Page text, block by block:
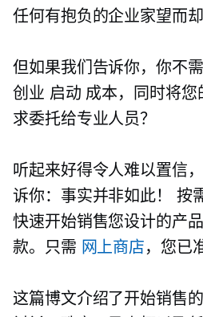
任何有抱负的企业家望而却
但如果我们告诉你，你不
创业 启动 成本，同时将您
求委托给专业人员？
听起来好得令人难以置信
诉你：事实并非如此！ 按
快速开始销售您设计的产
款。只需 网上商店，您已
这篇博文介绍了开始销售